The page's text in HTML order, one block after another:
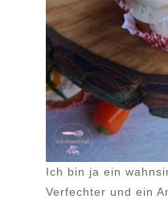
Ich bin ja ein
Verfechter und ein